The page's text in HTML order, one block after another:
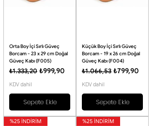
Orta Boy İçi Sırlı Güveç
Borcam - 23 x 29 cm Doğal
Güveç Kabı (F005)
Normal Fiyat
₺1.333,20 İndirimli Fiyat
₺999,90
KDV dahil
Sepete Ekle
Küçük Boy İçi Sırlı Güveç
Borcam - 19 x 26 cm Doğal
Güveç Kabı (F004)
Normal Fiyat
₺1.066,53 İndirimli Fiyat
₺799,90
KDV dahil
Sepete Ekle
%25 İNDİRİM %25 İNDİRİM